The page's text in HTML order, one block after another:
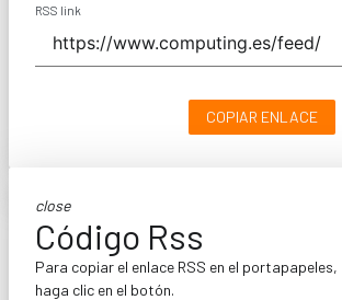
RSS link
COPIAR ENLACE
close
Código Rss
Para copiar el enlace RSS en el portapapeles,
haga clic en el botón.